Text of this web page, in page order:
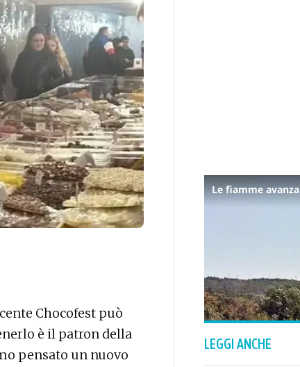
Chocofest può
è il patron della
pensato un nuovo
LEGGI ANCHE